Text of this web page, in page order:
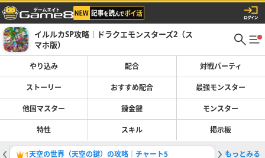
イルルカSP攻略｜ドラクエモンスターズ2（ス
マホ版）
やり込み 配合 対戦パーティ
ストーリー おすすめ配合 最強モンスター
他国マスター 錬金鍵 モンスター
特性 スキル 掲示板
1天空の世界（天空の鍵）の攻略｜チャート5 2序盤に
もっとみる